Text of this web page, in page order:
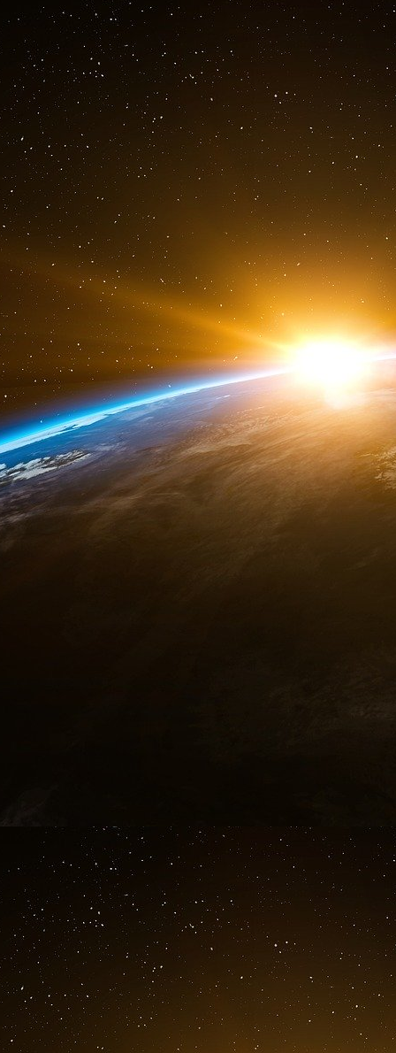
supervisé la collecte et la dépense de plus
soutenir les candidats républicains au
M. Coleman, qui possède une grande
étrangers grâce à son rôle depuis longtemps
déjà très occupé à travailler pour l’Ukraine.
dans le cadredes déclarations Fara de
chefs de cabinet des sénateurs Lindsey
événement au Capitole
« afin de
comprendre les horribles pertes humaines
subi au cours de l’année écoulée en
et « de faire tout ce qui est en son
bipartisan à l’Ukraine », et « faire tout ce qui
fort et bipartisan aux efforts
Congrès ont déployés pour fournir
l’Ukraine ».
Bien que Hogan Lovells effectue ce travail à
cabinet,Looking Glass Cyber Solutions et
avec le ministère de la Défense et
Looking Glass, qui a versé 200 000 dollars à
de cinq ans avec le ministère de la défense
sur les cybermenaces et améliorer
opérateurs de cybermenaces de l’armée
rôle de ces menaces dans la stratégie militaire
contrats concernent Vadym Ivchenko,
Ergul, conseillère du président ukrainien
En 2022, BGR a gagné plus d’un demi-
entrepreneurs du Pentagone, dont
Raytheon,
par exemple, qui a payé 240 000
nom en 2022, selon OpenSecrets, a déjà
gouvernementaux liés à la guerre en Ukraine.
En effet, deux jours avant l’invasion de
appelait publiquement à une
reconnaissance par Poutine des soi-disant